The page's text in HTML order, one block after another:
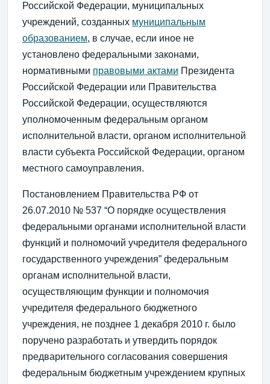
Российской Федерации, муниципальных
учреждений, созданных муниципальным
образованием, в случае, если иное не
установлено федеральными законами,
нормативными правовыми актами Президента
Российской Федерации или Правительства
Российской Федерации, осуществляются
уполномоченным федеральным органом
исполнительной власти, органом исполнительной
власти субъекта Российской Федерации, органом
местного самоуправления.
Постановлением Правительства РФ от
26.07.2010 № 537 “О порядке осуществления
федеральными органами исполнительной власти
функций и полномочий учредителя федерального
государственного учреждения” федеральным
органам исполнительной власти,
осуществляющим функции и полномочия
учредителя федерального бюджетного
учреждения, не позднее 1 декабря 2010 г. было
поручено разработать и утвердить порядок
предварительного согласования совершения
федеральным бюджетным учреждением крупных